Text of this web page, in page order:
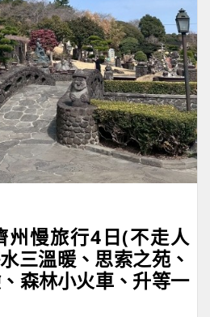
州慢旅行4⽇(不走人
三溫暖、思索之苑、
森林小火車、升等一